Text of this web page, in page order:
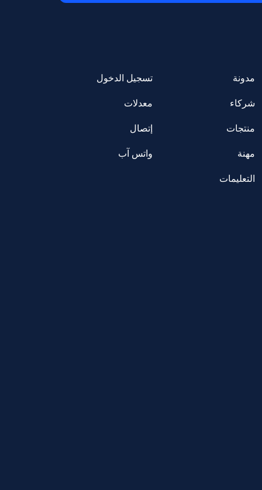
مدونة
شركاء
منتجات
مهنة
التعليمات
تسجيل الدخول
معدلات
إتصال
واتس آب